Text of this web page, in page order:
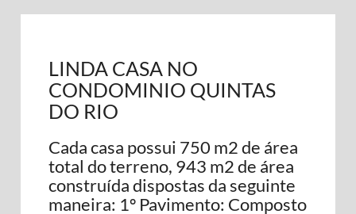
LINDA CASA NO
CONDOMINIO QUINTAS
DO RIO
Cada casa possui 750 m2 de área
total do terreno, 943 m2 de área
construída dispostas da seguinte
maneira: 1º Pavimento: Composto